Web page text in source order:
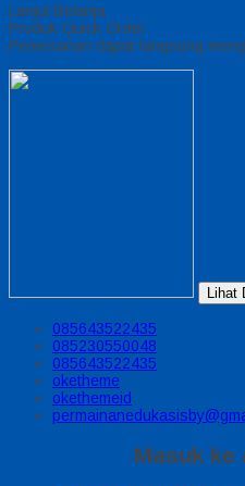
Lanjut Belanja
Produk Quick Order
Pemesanan dapat langsung
Lihat
085643522435
085230550048
085643522435
oketheme
okethemeid
Masuk ke